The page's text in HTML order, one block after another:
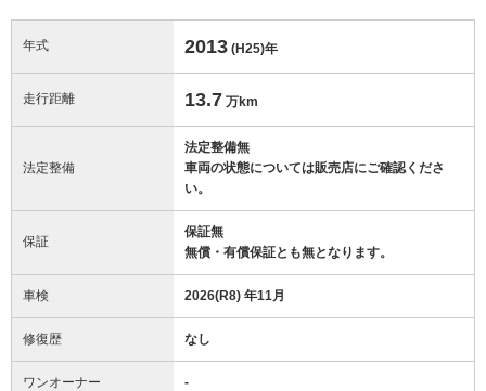
年式 2013 (H25)年
走行距離 13.7 万km
法定整備
法定整備無
車両の状態については販売店にご確認くださ
い。
保証
保証無
無償・有償保証とも無となります。
車検 2026(R8) 年11月
修復歴 なし
ワンオーナー -